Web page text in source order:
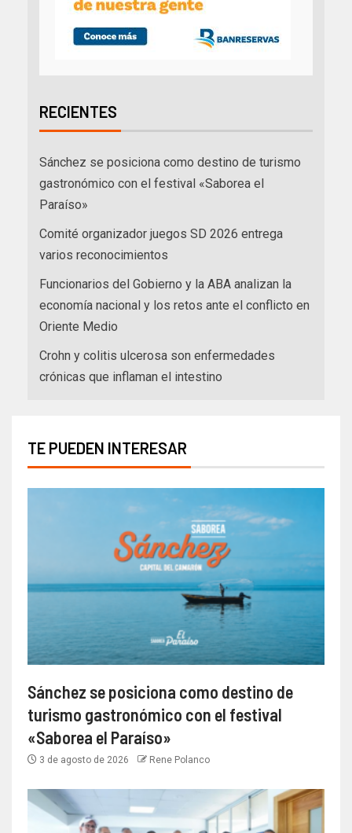
RECIENTES
Sánchez se posiciona como destino de turismo
gastronómico con el festival «Saborea el
Paraíso»
Comité organizador juegos SD 2026 entrega
varios reconocimientos
Funcionarios del Gobierno y la ABA analizan la
economía nacional y los retos ante el conflicto en
Oriente Medio
Crohn y colitis ulcerosa son enfermedades
crónicas que inflaman el intestino
TE PUEDEN INTERESAR
Sánchez se posiciona como destino de
turismo gastronómico con el festival
«Saborea el Paraíso»
3 de agosto de 2026 Rene Polanco